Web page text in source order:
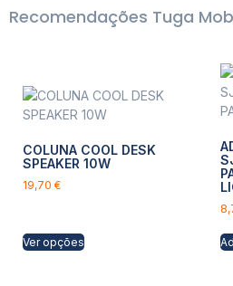
Recomendações Tuga
COLUNA COOL DESK
SPEAKER 10W
19,70 €
Ver opções